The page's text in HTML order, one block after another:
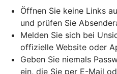
Öffnen Sie keine Links
und prüfen Sie
Melden Sie sich bei
offizielle Website oder
Geben Sie niemals
ein, die Sie per E-Mail